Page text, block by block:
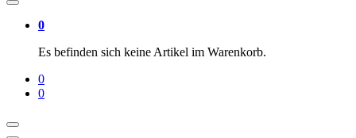
0
Es befinden sich keine Artikel im Warenkorb.
0
0